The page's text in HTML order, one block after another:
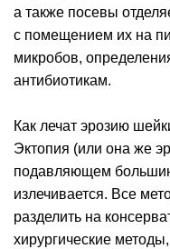
а также посевы
с помещением их на
микробов,
антибиотикам.
Как лечат эрозию
Эктопия (или она же
подавляющем
излечивается. Все
разделить на
хирургические